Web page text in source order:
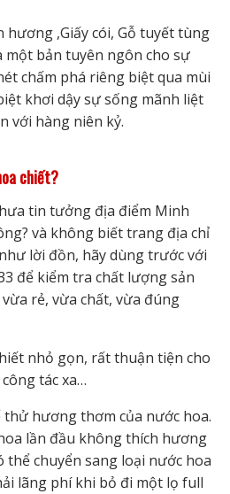
hương ,Giấy cói, Gỗ tuyết tùng
một bản tuyên ngôn cho sự
chấm phá riêng biệt qua mùi
khơi dậy sự sống mãnh liệt
với hàng niên kỷ.
chiết?
tin tưởng địa điểm Minh
và không biết trang địa chỉ
lời đồn, hãy dùng trước với
để kiểm tra chất lượng sản
rẻ, vừa chất, vừa đúng
nhỏ gọn, rất thuận tiện cho
tác xa…
thử hương thơm của nước hoa.
lần đầu không thích hương
thể chuyển sang loại nước hoa
lãng phí khi bỏ đi một lọ full